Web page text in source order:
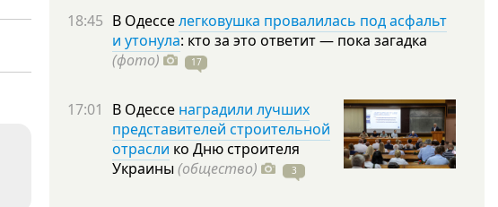
18:45 В Одесселегковушка провалилась под асфальт
и утонула: кто за это ответит — пока загадка
(фото)
17
17:01 В Одессе наградили лучших
представителей строительной
отрасли ко Дню строителя
Украины (общество) 3